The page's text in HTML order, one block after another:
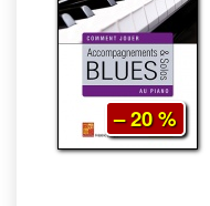
– 20 %